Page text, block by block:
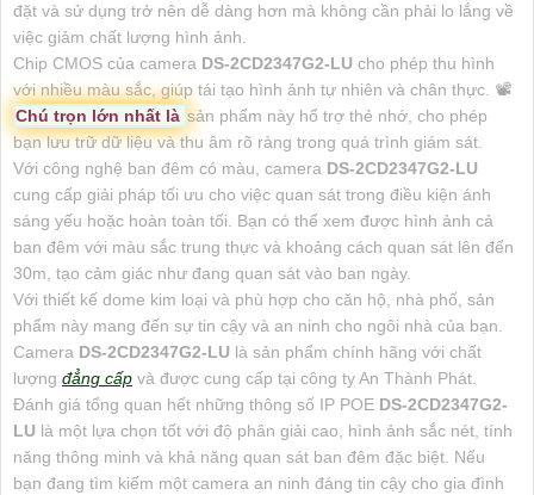
đặt và sử dụng trở nên dễ dàng hơn mà không cần phải lo lắng về
việc giảm chất lượng hình ảnh.
Chip CMOS của camera DS-2CD2347G2-LU cho phép thu hình
với nhiều màu sắc, giúp tái tạo hình ảnh tự nhiên và chân thực. 📽
Chú trọn lớn nhất là sản phẩm này hổ trợ thẻ nhớ, cho phép
bạn lưu trữ dữ liệu và thu âm rõ ràng trong quá trình giám sát.
Với công nghệ ban đêm có màu, camera DS-2CD2347G2-LU
cung cấp giải pháp tối ưu cho việc quan sát trong điều kiện ánh
sáng yếu hoặc hoàn toàn tối. Bạn có thể xem được hình ảnh cả
ban đêm với màu sắc trung thực và khoảng cách quan sát lên đến
30m, tạo cảm giác như đang quan sát vào ban ngày.
Với thiết kế dome kim loại và phù hợp cho căn hộ, nhà phố, sản
phẩm này mang đến sự tin cậy và an ninh cho ngôi nhà của bạn.
Camera DS-2CD2347G2-LU là sản phẩm chính hãng với chất
lượng đẳng cấp và được cung cấp tại công ty An Thành Phát.
Đánh giá tổng quan hết những thông số IP POE DS-2CD2347G2-
LU là một lựa chọn tốt với độ phân giải cao, hình ảnh sắc nét, tính
năng thông minh và khả năng quan sát ban đêm đặc biệt. Nếu
bạn đang tìm kiếm một camera an ninh đáng tin cậy cho gia đình